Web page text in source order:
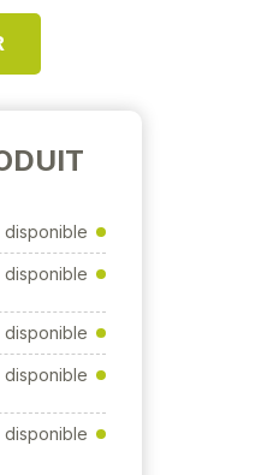
disponible
disponible
disponible
disponible
disponible